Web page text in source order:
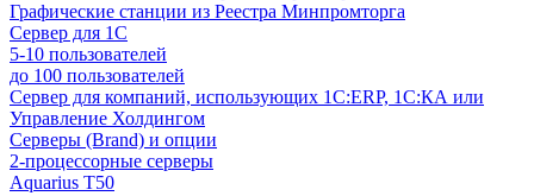
Графические станции из Реестра Минпромторга
Сервер для 1С
5-10 пользователей
до 100 пользователей
Сервер для компаний, использующих 1C:ERP, 1С:КА или
Управление Холдингом
Серверы (Brand) и опции
2-процессорные серверы
Aquarius T50